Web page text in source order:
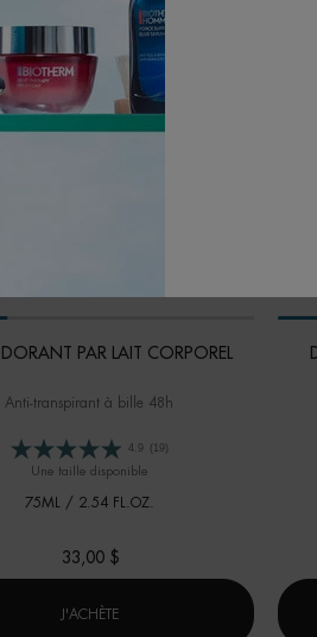
PAR LAIT CORPOREL
Anti-transpirant à bille 48h
4.9 (19)
Une taille disponible
75ML / 2.54 FL.OZ.
33,00 $
J'ACHÈTELE DÉODORANT PAR LAIT